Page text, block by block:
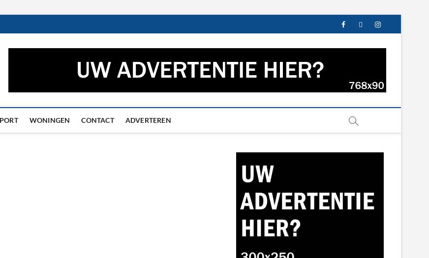
facebooktwitterinstagram
– Het laatste nieuws uit Groningen en
WONINGEN CONTACT ADVERTEREN